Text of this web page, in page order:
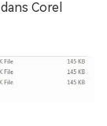
Corel